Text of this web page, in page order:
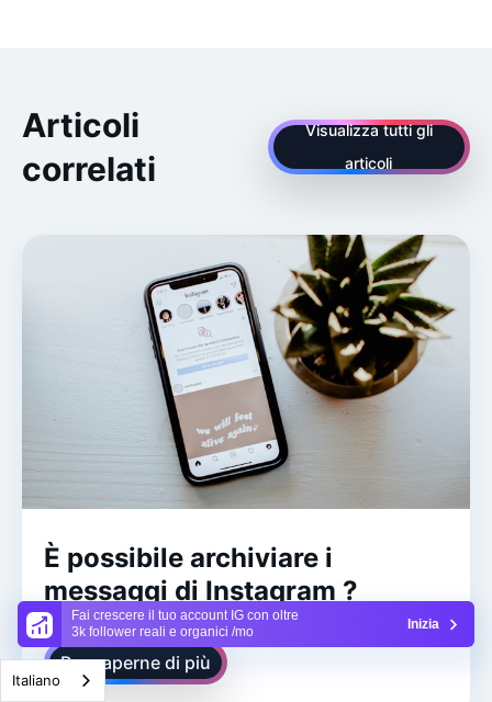
Fai crescere il tuo account IG con oltre
3k follower reali e organici /mo
Inizia
Articoli
correlati
Visualizza tutti gli
articoli
È possibile archiviare i
messaggi di Instagram ?
Per saperne di più
Italiano